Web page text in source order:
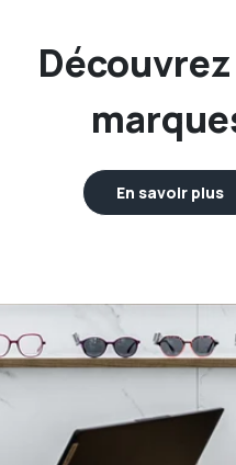
En savoir plus